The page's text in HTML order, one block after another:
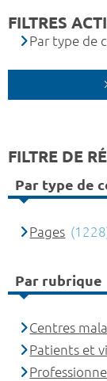
FILTRES
Par type de
FILTRE DE
Par type de
Pages
Par rubrique
Centres
Patients et